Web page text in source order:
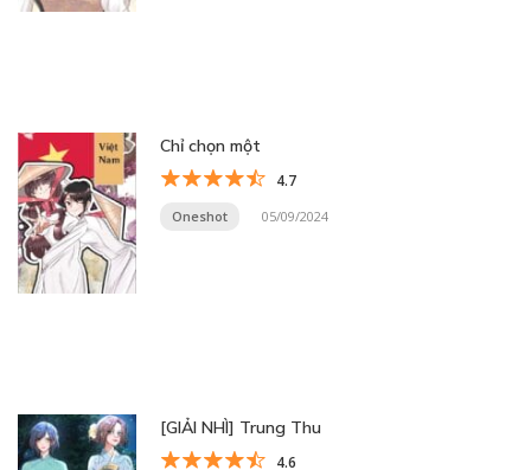
Chỉ chọn một
4.7
Oneshot 05/09/2024
[GIẢI NHÌ] Trung Thu
4.6